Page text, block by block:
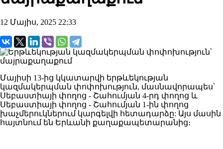
12 Մայիս, 2025 22:33
Մայիսի 13-ից կկատարվի երթևեկության
կազմակերպման փոփոխություն, մասնավորապես՝
Սեբաստիայի փողոց - Շահումյան 4-րդ փողոց և
Սեբաստիայի փողոց - Շահումյան 1-ին փողոց
խաչմերուկներում կարգելվի հետադարձը: Այս մասին
հայտնում են Երևանի քաղաքապետարանից։